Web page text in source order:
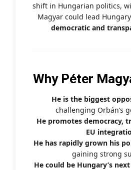
shift in Hungarian politics,
Magyar could lead
democratic and
Why Péter
He is the biggest
challenging Orbán’s
He promotes democracy,
EU
He has rapidly grown his
gaining strong
He could be Hungary’s